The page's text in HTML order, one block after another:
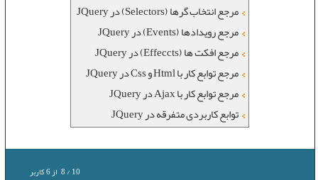
مرجع انتخاب گرها (Selectors) در JQuery
مرجع رویدادها (Events) در JQuery
مرجع افکت ها (Effeccts) در JQuery
مرجع توابع کار با Html و Css در JQuery
مرجع توابع کار با Ajax در JQuery
توابع کاربردی متفرقه در JQuery
8/10 از6کاربر